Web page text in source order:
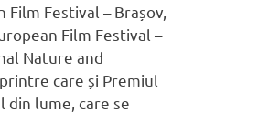
Festival – Brașov,
Film Festival –
Nature and
care și Premiul
lume, care se